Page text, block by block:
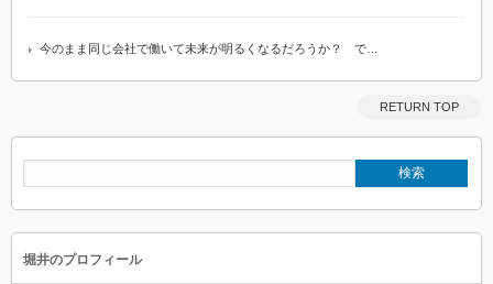
今のまま同じ会社で働いて未来が明るくなるだろうか？ で…
RETURN TOP
堀井のプロフィール